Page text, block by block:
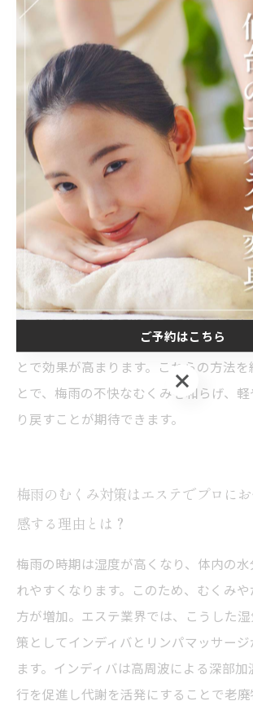
実践編：梅雨のむくみに効くインディ
サージのセルフケア方法
梅雨の時期は湿度が高く、体内の水分が
ため、むくみが起こりやすくなります。
ケアとして、インディバとリンパマッサ
果的です。インディバは高周波を用いた
を促進し、新陳代謝を高めることから
サポートします。これにより、むくみ
ローチできます。一方、リンパマッサー
れを刺激し、余分な水分や毒素の排出
ルフマッサージでは、優しくリンパ節に
らでなでるように動かすことがポイン
脇の下、脚の付け根などリンパ節を意識
とで効果が高まります。これらの方法
とで、梅雨の不快なむくみを和らげ、
り戻すことが期待できます。
梅雨のむくみ対策はエステでプロに
感する理由とは？
梅雨の時期は湿度が高くなり、体内の
れやすくなります。このため、むくみ
方が増加。エステ業界では、こうした
策としてインディバとリンパマッサー
ます。インディバは高周波による深部加
行を促進し代謝を活発にすることで老
ご予約はこちら
ご予約はこちら